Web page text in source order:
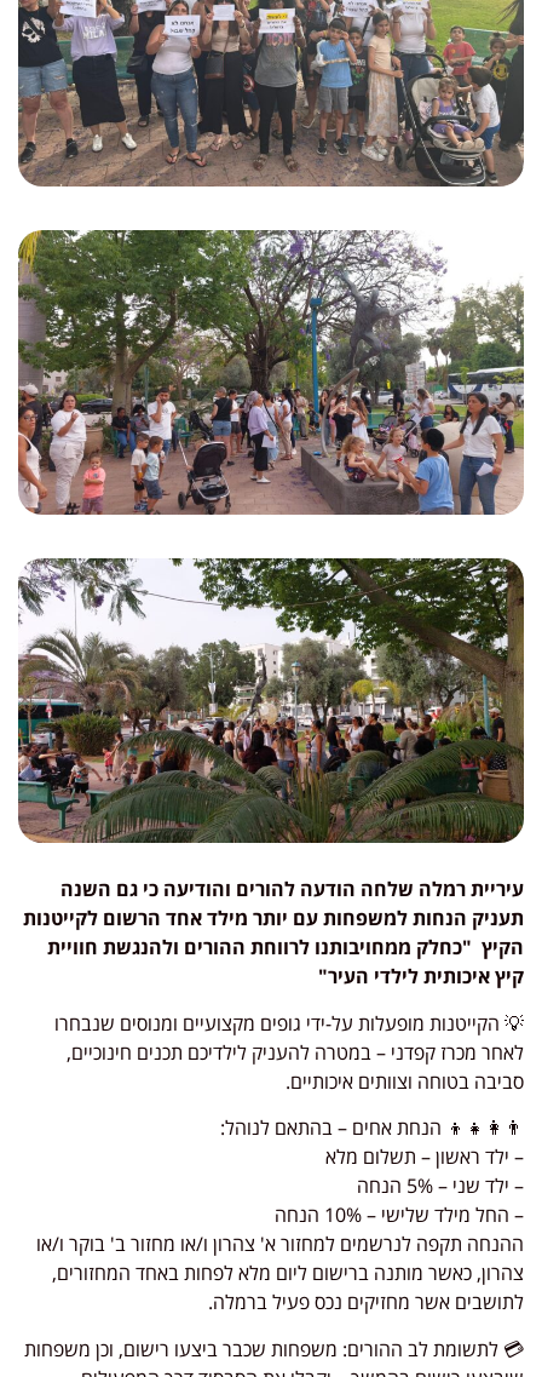
עיריית רמלה שלחה הודעה להורים והודיעה כי גם השנה
תעניק הנחות למשפחות עם יותר מילד אחד הרשום לקייטנות
הקיץ "כחלק ממחויבותנו לרווחת ההורים ולהנגשת חוויית
קיץ איכותית לילדי העיר"
💡 הקייטנות מופעלות על-ידי גופים מקצועיים ומנוסים שנבחרו
לאחר מכרז קפדני – במטרה להעניק לילדיכם תכנים חינוכיים,
סביבה בטוחה וצוותים איכותיים.
👨‍👩‍👧‍👦 הנחת אחים – בהתאם לנוהל:
– ילד ראשון – תשלום מלא
– ילד שני – 5% הנחה
– החל מילד שלישי – 10% הנחה
ההנחה תקפה לנרשמים למחזור א' צהרון ו/או מחזור ב' בוקר ו/או
צהרון, כאשר מותנה ברישום ליום מלא לפחות באחד המחזורים,
לתושבים אשר מחזיקים נכס פעיל ברמלה.
💳 לתשומת לב ההורים: משפחות שכבר ביצעו רישום, וכן משפחות